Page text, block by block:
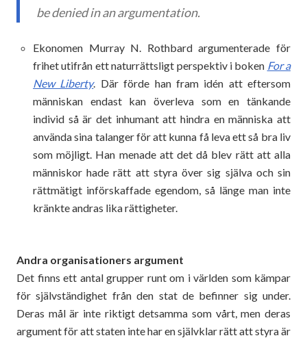
be denied in an argumentation.
Ekonomen Murray N. Rothbard argumenterade för
frihet utifrån ett naturrättsligt perspektiv i boken For a
New Liberty. Där förde han fram idén att eftersom
människan endast kan överleva som en tänkande
individ så är det inhumant att hindra en människa att
använda sina talanger för att kunna få leva ett så bra liv
som möjligt. Han menade att det då blev rätt att alla
människor hade rätt att styra över sig själva och sin
rättmätigt införskaffade egendom, så länge man inte
kränkte andras lika rättigheter.
Andra organisationers argument
Det finns ett antal grupper runt om i världen som kämpar
för självständighet från den stat de befinner sig under.
Deras mål är inte riktigt detsamma som vårt, men deras
argument för att staten inte har en självklar rätt att styra är